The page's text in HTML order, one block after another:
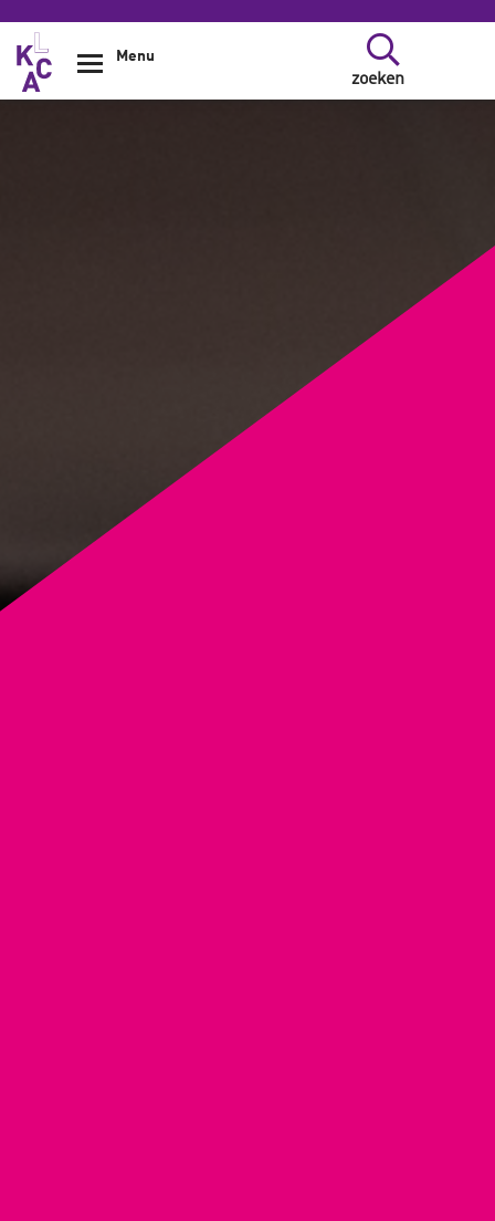
Overslaan en naar de inhoud gaan
zoeken
Menu